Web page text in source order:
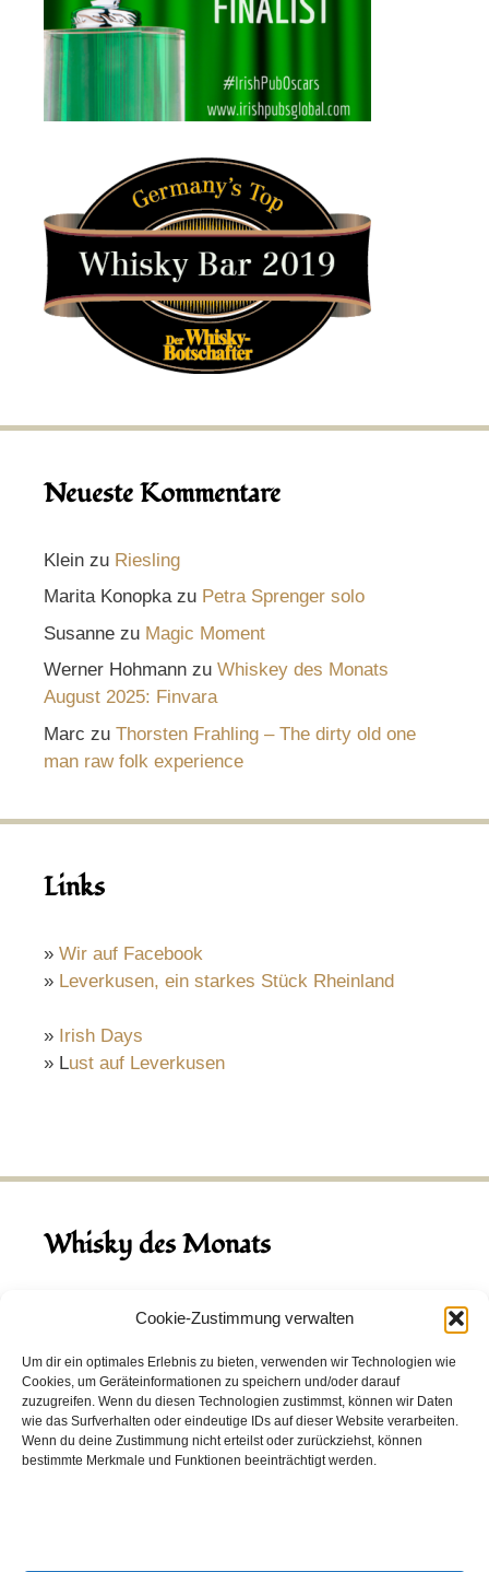
Cookie-Zustimmung verwalten
Um dir ein optimales Erlebnis zu bieten, verwenden wir Technologien wie
Cookies, um Geräteinformationen zu speichern und/oder darauf
zuzugreifen. Wenn du diesen Technologien zustimmst, können wir Daten
wie das Surfverhalten oder eindeutige IDs auf dieser Website verarbeiten.
Wenn du deine Zustimmung nicht erteilst oder zurückziehst, können
bestimmte Merkmale und Funktionen beeinträchtigt werden.
Neueste Kommentare
Klein zu Riesling
Marita Konopkazu Petra Sprenger solo
Susanne zu Magic Moment
Werner Hohmann zu Whiskey des Monats
August 2025: Finvara
Marc zu Thorsten Frahling – The dirty old one
man raw folk experience
Links
» Wir auf Facebook
» Leverkusen, ein starkes Stück Rheinland
» Irish Days
» Lust auf Leverkusen
Whisky des Monats
August 2026
Hinch Double Wood
Destillerie:Hinch(Irland)
Single Malt, 43.0%
Peated: Nein